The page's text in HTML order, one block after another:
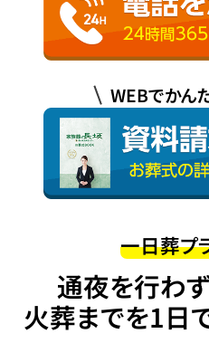
WEBでかん
一日葬プ
通夜を行わ
火葬までを1日